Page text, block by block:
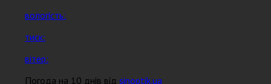
вологість:
тиск:
вітер:
Погода на 10 днів відsinoptik.ua